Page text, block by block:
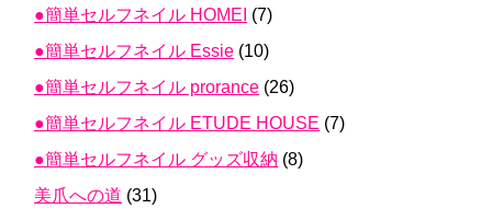
●簡単セルフネイル HOMEI (7)
●簡単セルフネイル Essie (10)
●簡単セルフネイル prorance (26)
●簡単セルフネイル ETUDE HOUSE (7)
●簡単セルフネイル グッズ収納 (8)
美爪への道 (31)